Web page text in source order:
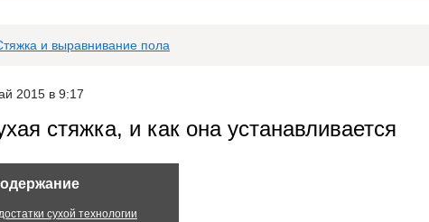
и выравнивание пола
2015 в 9:17
стяжка, и как она устанавливается
сухой технологии